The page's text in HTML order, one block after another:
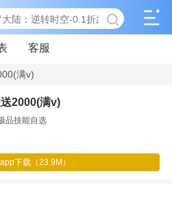
客服
满v)
2000(满v)
品技能自选
下载（23.9M）